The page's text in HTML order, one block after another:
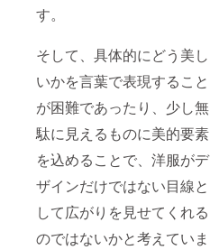
す。
そして、具体的にどう美し
いかを言葉で表現すること
が困難であったり、少し無
駄に見えるものに美的要素
を込めることで、洋服がデ
ザインだけではない目線と
して広がりを見せてくれる
のではないかと考えていま